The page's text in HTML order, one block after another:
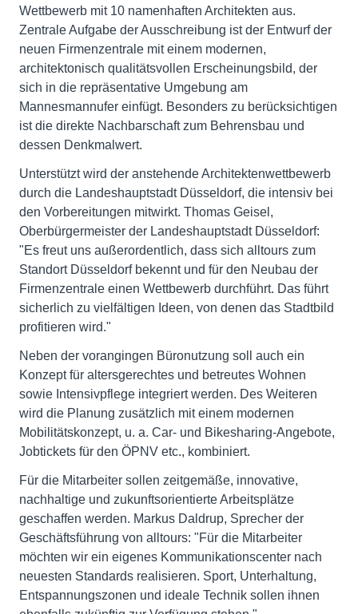
Wettbewerb mit 10 namenhaften Architekten aus.
Zentrale Aufgabe der Ausschreibung ist der Entwurf der
neuen Firmenzentrale mit einem modernen,
architektonisch qualitätsvollen Erscheinungsbild, der
sich in die repräsentative Umgebung am
Mannesmannufer einfügt. Besonders zu berücksichtigen
ist die direkte Nachbarschaft zum Behrensbau und
dessen Denkmalwert.
Unterstützt wird der anstehende Architektenwettbewerb
durch die Landeshauptstadt Düsseldorf, die intensiv bei
den Vorbereitungen mitwirkt. Thomas Geisel,
Oberbürgermeister der Landeshauptstadt Düsseldorf:
"Es freut uns außerordentlich, dass sich alltours zum
Standort Düsseldorf bekennt und für den Neubau der
Firmenzentrale einen Wettbewerb durchführt. Das führt
sicherlich zu vielfältigen Ideen, von denen das Stadtbild
profitieren wird."
Neben der vorangingen Büronutzung soll auch ein
Konzept für altersgerechtes und betreutes Wohnen
sowie Intensivpflege integriert werden. Des Weiteren
wird die Planung zusätzlich mit einem modernen
Mobilitätskonzept, u. a. Car- und Bikesharing-Angebote,
Jobtickets für den ÖPNV etc., kombiniert.
Für die Mitarbeiter sollen zeitgemäße, innovative,
nachhaltige und zukunftsorientierte Arbeitsplätze
geschaffen werden. Markus Daldrup, Sprecher der
Geschäftsführung von alltours: "Für die Mitarbeiter
möchten wir ein eigenes Kommunikationscenter nach
neuesten Standards realisieren. Sport, Unterhaltung,
Entspannungszonen und ideale Technik sollen ihnen